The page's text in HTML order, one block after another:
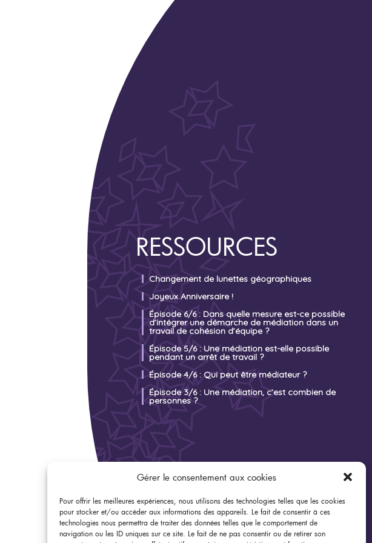
Gérer le consentement aux cookies
Pour offrir les meilleures expériences, nous utilisons des technologies telles que les cookies
pour stocker et/ou accéder aux informations des appareils. Le fait de consentir à ces
technologies nous permettra de traiter des données telles que le comportement de
navigation ou les ID uniques sur ce site. Le fait de ne pas consentir ou de retirer son
RESSOURCES
Changement de lunettes géographiques
Joyeux Anniversaire !
Épisode 6/6 : Dans quelle mesure est-ce possible
d’intégrer une démarche de médiation dans un
travail de cohésion d’équipe ?
Épisode 5/6 : Une médiation est-elle possible
pendant un arrêt de travail ?
Épisode 4/6 : Qui peut être médiateur ?
Épisode 3/6 : Une médiation, c’est combien de
personnes ?